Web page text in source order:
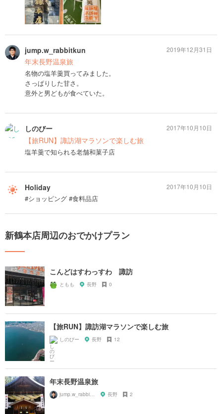
jump.w_rabbitkun
年末長野温泉旅
名物の塩羊羹買ってみました。
さっぱりした甘さ。
意外と男どもが食べていた。
2019年12月31日
しのびー
【旅RUN】諏訪湖マラソンで楽しむ旅
塩羊羹で知られる老舗和菓子店
2017年10月10日
Holiday
#ショッピング #食料品店
2017年10月10日
新鶴本店周辺のおでかけプラン
こんどはすわっすわ 諏訪
ともも 長野 0
【旅RUN】諏訪湖マラソンで楽しむ旅
しのびー 長野 12
年末長野温泉旅
jump.w_rabbitkun 長野 2